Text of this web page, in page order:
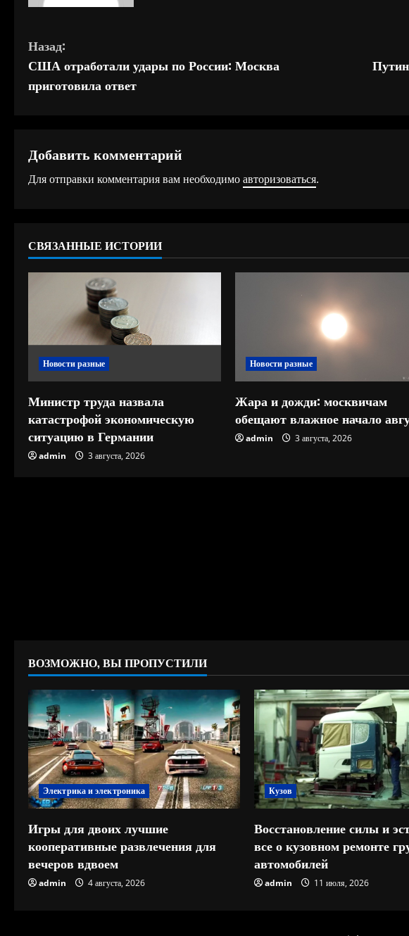
П
р
о
и
ч
т
е
н
и
Назад:
США отработали удары по России: Москва
приготовила ответ
Добавить комментарий
Для отправки комментария вам необходимоавторизоваться.
СВЯЗАННЫЕ ИСТОРИИ
Новости разные
Министр труда назвала
катастрофой экономическую
ситуацию в Германии
admin 3 августа, 2026
Новости разные
Жара и дожди: москвичам
обещают влажное начало
admin 3 августа, 2026
ВОЗМОЖНО, ВЫ ПРОПУСТИЛИ
Электрика и электроника
Игры для двоих лучшие
кооперативные развлечения для
вечеров вдвоем
admin 4 августа, 2026
Кузов
Восстановление силы и
все о кузовном ремонте
автомобилей
admin 11 июля, 2026